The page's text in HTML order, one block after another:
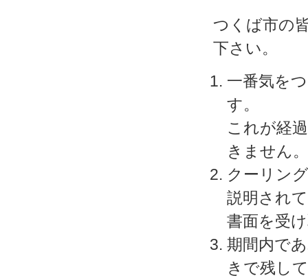
つくば市の
下さい。
一番気を
す。
これが経
きません。
クーリン
説明され
書面を受
期間内で
きで残し